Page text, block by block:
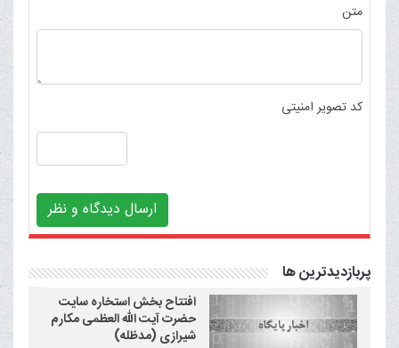
متن
کد تصویر امنیتی
ارسال دیدگاه و نظر
پربازدیدترین ها
افتتاح بخش استخاره سایت
حضرت آیت الله العظمی مکارم
شیرازی (مدظله)